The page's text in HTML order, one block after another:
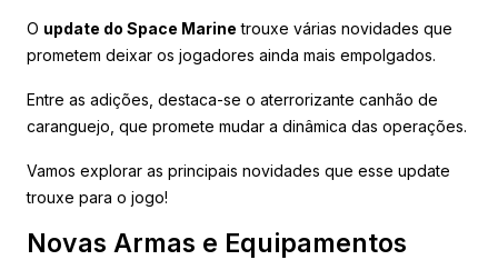
O update do Space Marine trouxe várias novidades que
prometem deixar os jogadores ainda mais empolgados.
Entre as adições, destaca-se o aterrorizante canhão de
caranguejo, que promete mudar a dinâmica das operações.
Vamos explorar as principais novidades que esse update
trouxe para o jogo!
Novas Armas e Equipamentos